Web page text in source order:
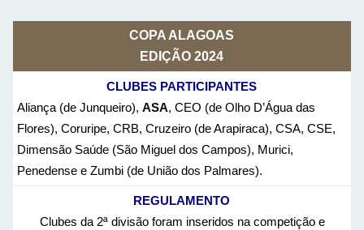
COPA ALAGOAS
EDIÇÃO 2024
CLUBES PARTICIPANTES
Aliança (de Junqueiro), ASA, CEO (de Olho D’Água das
Flores), Coruripe, CRB, Cruzeiro (de Arapiraca), CSA, CSE,
Dimensão Saúde (São Miguel dos Campos), Murici,
Penedense e Zumbi (de União dos Palmares).
REGULAMENTO
Clubes da 2ª divisão foram inseridos na competição e